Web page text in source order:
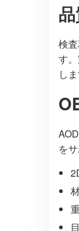
検
す
し
を